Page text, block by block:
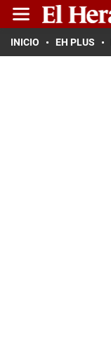
INICIO EH PLUS